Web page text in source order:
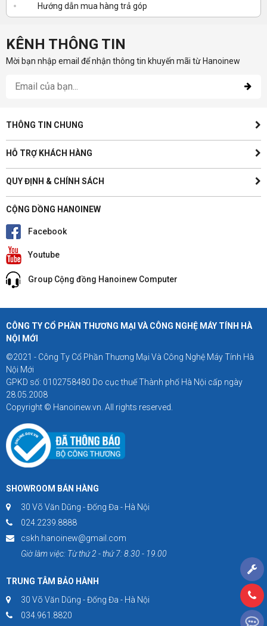
Hướng dẫn mua hàng trả góp
KÊNH THÔNG TIN
Mời bạn nhập email để nhận thông tin khuyến mãi từ Hanoinew
THÔNG TIN CHUNG
HỖ TRỢ KHÁCH HÀNG
QUY ĐỊNH & CHÍNH SÁCH
CỘNG DỒNG HANOINEW
Facebook
Youtube
Group Cộng đồng Hanoinew Computer
CÔNG TY CỔ PHẦN THƯƠNG MẠI VÀ CÔNG NGHỆ MÁY TÍNH HÀ
NỘI MỚI
©2021 - Công Ty Cổ Phần Thương Mại Và Công Nghệ Máy Tính Hà
Nội Mới
GPKD số: 0102758480 Do cục thuế Thành phố Hà Nội cấp ngày
28.05.2008
Copyright © Hanoinew.vn. All rights reserved.
SHOWROOM BÁN HÀNG
30 Võ Văn Dũng - Đống Đa - Hà Nội
024.2239.8888
cskh.hanoinew@gmail.com
Giờ làm việc: Từ thứ 2 - thứ 7: 8.30 - 19.00
TRUNG TÂM BẢO HÀNH
30 Võ Văn Dũng - Đống Đa - Hà Nội
034.961.8820